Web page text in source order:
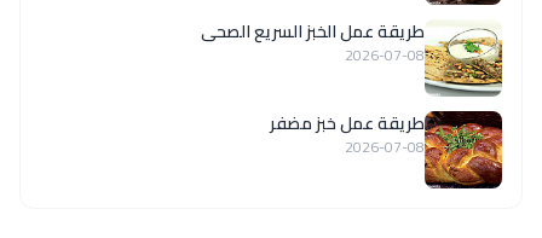
طريقة عمل الخبز السريع الصحى
2026-07-08
طريقة عمل خبز مضفر
2026-07-08